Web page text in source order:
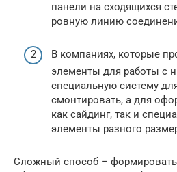
панели на сходящихся
ровную линию
В компаниях, которые
элементы для работы с
специальную систему
смонтировать, а для
как сайдинг, так и
элементы разного
Сложный способ – формировать